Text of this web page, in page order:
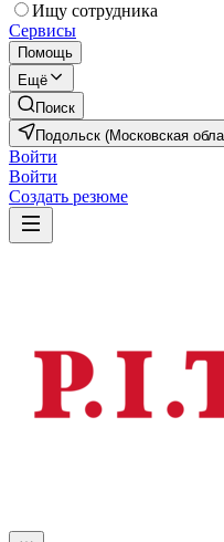
Ищу сотрудника
Сервисы
Помощь
Ещё
Поиск
Подольск (Московская
Войти
Войти
Создать резюме